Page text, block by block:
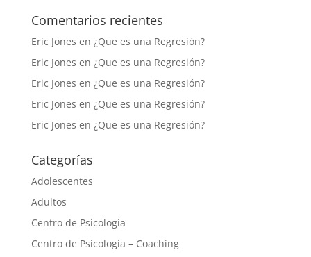
Comentarios recientes
Eric Jones en ¿Que es una Regresión?
Eric Jones en ¿Que es una Regresión?
Eric Jones en ¿Que es una Regresión?
Eric Jones en ¿Que es una Regresión?
Eric Jones en ¿Que es una Regresión?
Categorías
Adolescentes
Adultos
Centro de Psicología
Centro de Psicología – Coaching